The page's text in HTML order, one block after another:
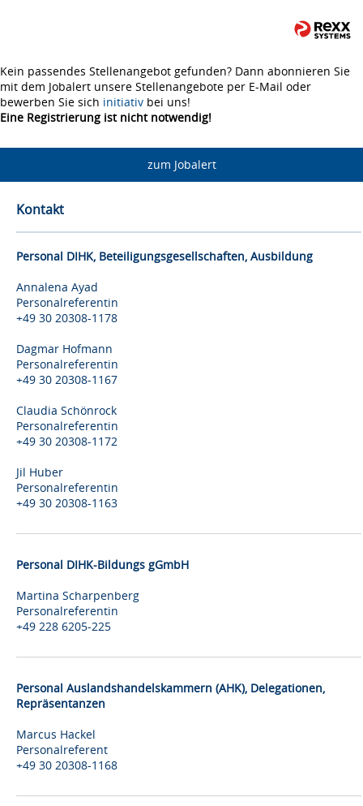
Kein passendes Stellenangebot gefunden? Dann abonnieren Sie
mit dem Jobalert unsere Stellenangebote per E-Mail oder
bewerben Sie sich initiativ bei uns!
Eine Registrierung ist nicht notwendig!
zum Jobalert
Kontakt
Personal DIHK, Beteiligungsgesellschaften, Ausbildung
Annalena Ayad
Personalreferentin
+49 30 20308-1178
Dagmar Hofmann
Personalreferentin
+49 30 20308-1167
Claudia Schönrock
Personalreferentin
+49 30 20308-1172
Jil Huber
Personalreferentin
+49 30 20308-1163
Personal DIHK-Bildungs gGmbH
Martina Scharpenberg
Personalreferentin
+49 228 6205-225
Personal Auslandshandelskammern (AHK), Delegationen,
Repräsentanzen
Marcus Hackel
Personalreferent
+49 30 20308-1168